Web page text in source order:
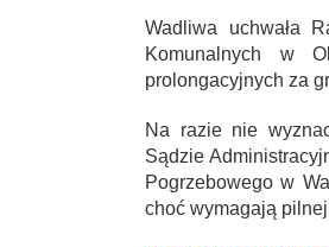
Wadliwa uchwała
Komunalnych w
prolongacyjnych za
Na razie nie
Sądzie
Pogrzebowego w
choć wymagają